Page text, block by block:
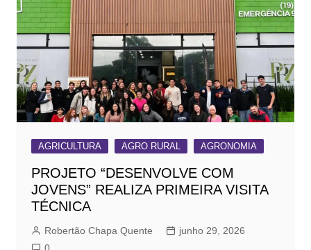
AGRICULTURA AGRO RURAL AGRONOMIA
PROJETO “DESENVOLVE COM
JOVENS” REALIZA PRIMEIRA VISITA
TÉCNICA
Robertão Chapa Quente
junho 29, 2026